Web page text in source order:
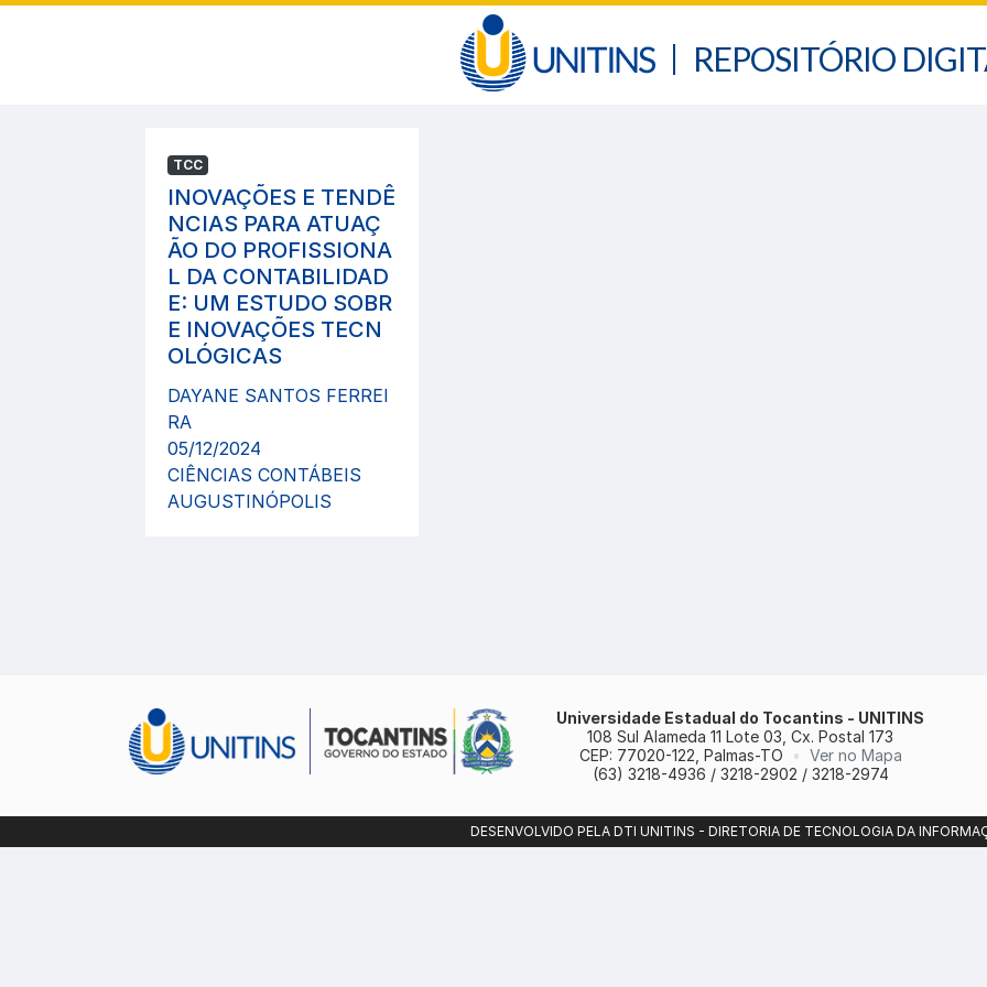
REPOSITÓRIO
TCC
INOVAÇÕES E TENDÊ
NCIAS PARA ATUAÇ
ÃO DO PROFISSIONA
L DA CONTABILIDAD
E: UM ESTUDO SOBR
E INOVAÇÕES TECN
OLÓGICAS
DAYANE SANTOS FERREI
RA
05/12/2024
CIÊNCIAS CONTÁBEIS
AUGUSTINÓPOLIS
Universidade Estadual do Tocantins - UNITINS
108 Sul Alameda 11 Lote 03, Cx. Postal 173
CEP: 77020-122, Palmas-TO
• Ver no Mapa
(63) 3218-4936 / 3218-2902 / 3218-2974
DESENVOLVIDO PELA DTI UNITINS - DIRETORIA DE TECNOLOGIA DA